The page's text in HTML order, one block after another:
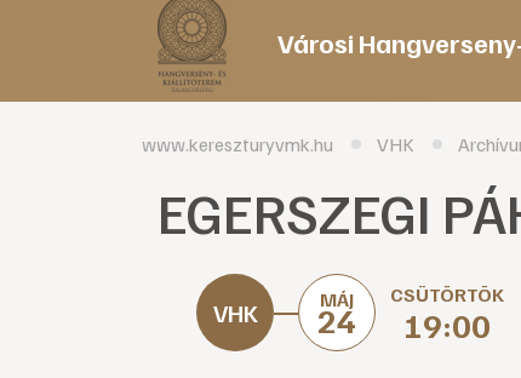
Városi
www.kereszturyvmk.hu VHK
EGERSZEGI
MÁJ
24
CSÜTÖRTÖK
19:00